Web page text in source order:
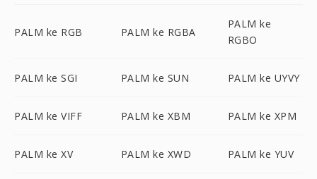
PALM ke RGB PALM ke RGBA
PALM ke
RGBO
PALM ke SGI PALM ke SUN PALM ke UYVY
PALM ke VIFF PALM ke XBM PALM ke XPM
PALM ke XV PALM ke XWD PALM ke YUV